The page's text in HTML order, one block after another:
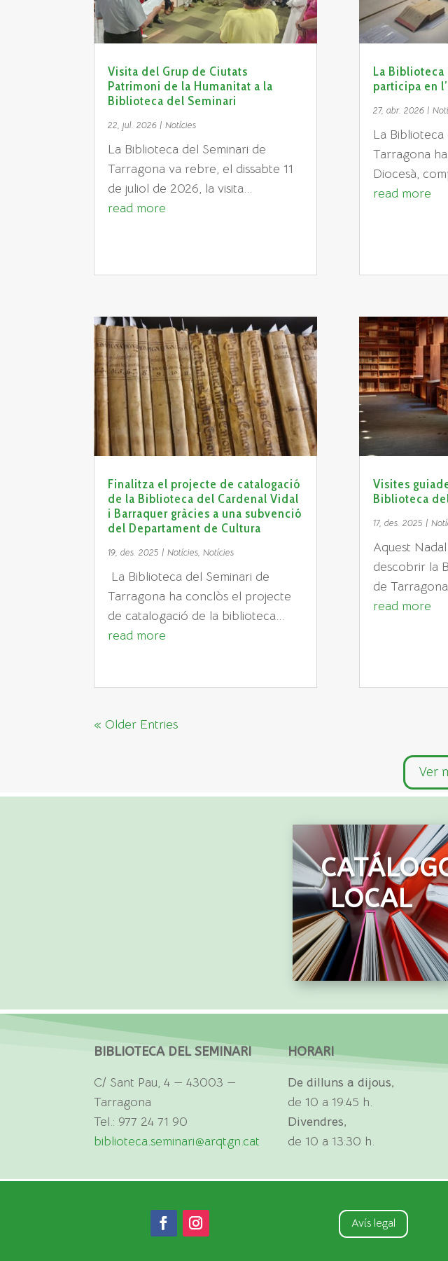
Visita del Grup de Ciutats
Patrimoni de la Humanitat a la
Biblioteca del Seminari
22, jul. 2026 |Notícies
​La Biblioteca del Seminari de
Tarragona va rebre, el dissabte 11
de juliol de 2026, la visita...
read more
Finalitza el projecte de catalogació
de la Biblioteca del Cardenal Vidal
i Barraquer gràcies a una subvenció
del Departament de Cultura
19, des. 2025 |Notícies,Notícies
​ La Biblioteca del Seminari de
Tarragona ha conclòs el projecte
de catalogació de la biblioteca...
read more
La
participa en
27, abr. 2026|
La Biblioteca
Tarragona
Diocesà,
read more
Visites
Biblioteca
17, des. 2025 |
Aquest
descobrir la
de
read more
« Older Entries
Ver
LOCAL
BIBLIOTECA DEL SEMINARI
C/ Sant Pau, 4 — 43003 —
Tarragona
Tel.: 977 24 71 90
biblioteca.seminari@arqtgn.cat
HORARI
De dilluns a dijous,
de 10 a 19:45 h.
Divendres,
de 10 a 13:30 h.
Avís legal